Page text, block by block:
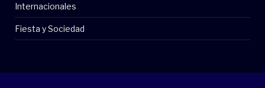
Internacionales
Fiesta y Sociedad